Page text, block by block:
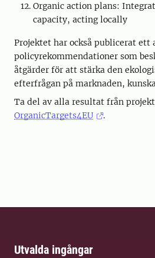
Organic action plans:
capacity, acting locally
Projektet har också publicerat ett
policyrekommendationer som
åtgärder för att stärka den
efterfrågan på marknaden,
Ta del av alla resultat från
OrganicTargets4EU
.
Utvalda ingångar